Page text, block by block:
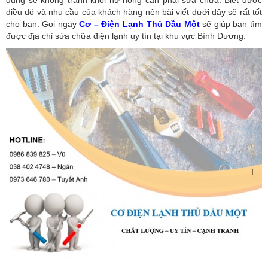
điều đó và nhu cầu của khách hàng nên bài viết dưới đây sẽ rất tốt
cho bạn. Gọi ngayCơ – Điện Lạnh Thủ Dầu Một sẽ giúp bạn tìm
được địa chỉ sửa chữa điện lạnh uy tín tại khu vực Bình Dương.